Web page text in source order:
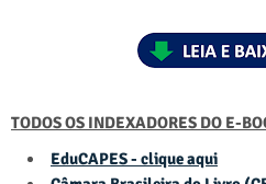
TODOS OS INDEXADORES DO E-
EduCAPES - clique aqui